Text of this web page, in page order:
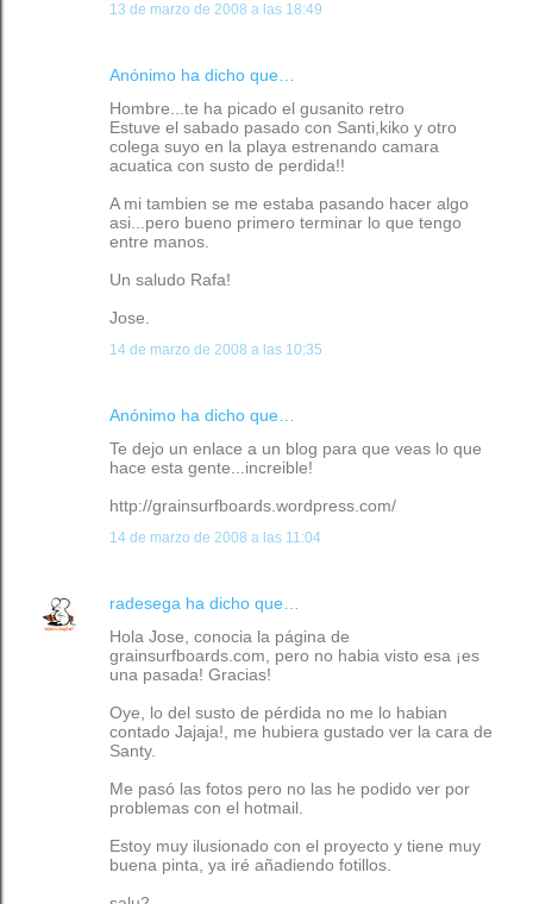
13 de marzo de 2008 a las 18:49
Anónimo ha dicho que…
Hombre...te ha picado el gusanito retro
Estuve el sabado pasado con Santi,kiko y otro
colega suyo en la playa estrenando camara
acuatica con susto de perdida!!
A mi tambien se me estaba pasando hacer algo
asi...pero bueno primero terminar lo que tengo
entre manos.
Un saludo Rafa!
Jose.
14 de marzo de 2008 a las 10:35
Anónimo ha dicho que…
Te dejo un enlace a un blog para que veas lo que
hace esta gente...increible!
http://grainsurfboards.wordpress.com/
14 de marzo de 2008 a las 11:04
radesega ha dicho que…
Hola Jose, conocia la página de
grainsurfboards.com, pero no habia visto esa ¡es
una pasada! Gracias!
Oye, lo del susto de pérdida no me lo habian
contado Jajaja!, me hubiera gustado ver la cara de
Santy.
Me pasó las fotos pero no las he podido ver por
problemas con el hotmail.
Estoy muy ilusionado con el proyecto y tiene muy
buena pinta, ya iré añadiendo fotillos.